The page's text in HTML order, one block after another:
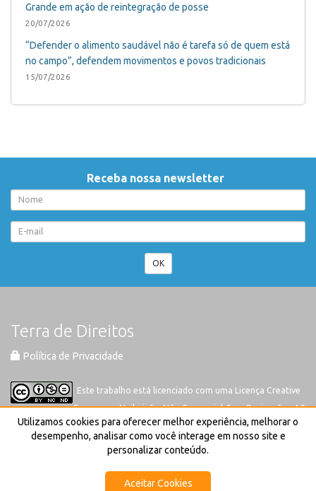
Grande em ação de reintegração de posse
20/07/2026
“Defender o alimento saudável não é tarefa só de quem está
no campo”, defendem movimentos e povos tradicionais
15/07/2026
Receba nossa newsletter
OK
Terra de Direitos
Política de Privacidade
Este trabalho está licenciado com uma Licença Creative
Commons-Atribuição-Não Comercial-Sem Derivações 4.0
Internacional
Utilizamos cookies para oferecer melhor experiência, melhorar o
desempenho, analisar como você interage em nosso site e
personalizar conteúdo.
Aceitar Cookies